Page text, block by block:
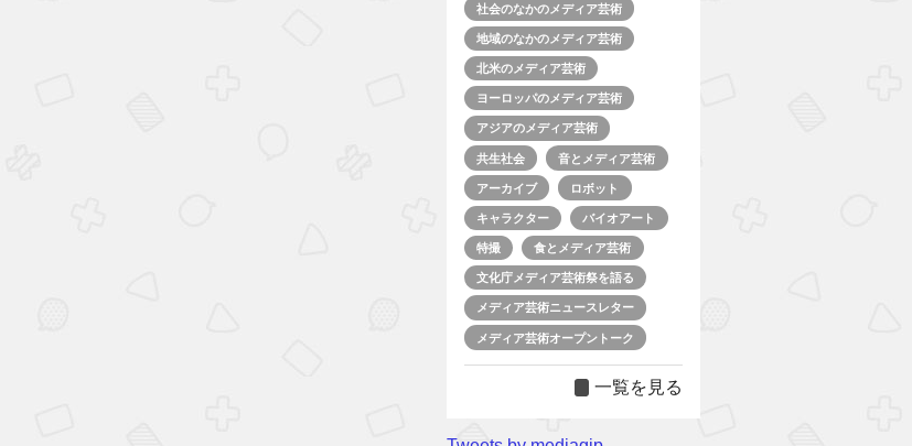
社会のなかのメディア芸術
地域のなかのメディア芸術
北米のメディア芸術
ヨーロッパのメディア芸術
アジアのメディア芸術
共生社会 音とメディア芸術
アーカイブ ロボット
キャラクター バイオアート
特撮 食とメディア芸術
文化庁メディア芸術祭を語る
メディア芸術ニュースレター
メディア芸術オープントーク
一覧を見る